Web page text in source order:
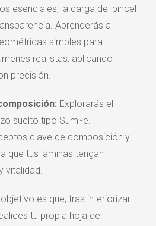
esenciales, la carga del pincel
Aprenderás a
simples para
realistas, aplicando
precisión.
Explorarás el
suelto tipo Sumi-e.
clave de composición y
que tus láminas tengan
vitalidad.
objetivo es que, tras interiorizar
tu propia hoja de